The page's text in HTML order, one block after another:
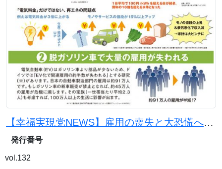
【幸福実現党NEWS】雇用の喪失と大恐慌への引き金「脱炭素」で電気代大幅アップ
発行番号
vol.132